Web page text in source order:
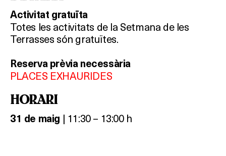
Activitat gratuïta
Totes les activitats de la Setmana de les
Terrasses són gratuïtes.
Reserva prèvia necessària
PLACES EXHAURIDES
HORARI
31 de maig | 11:30 – 13:00 h